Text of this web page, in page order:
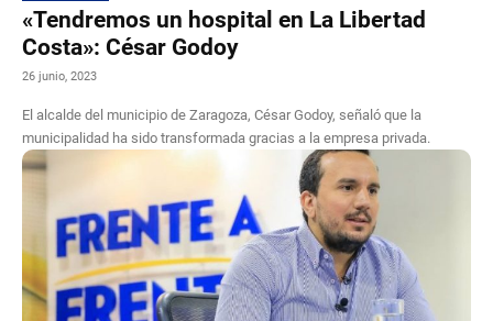
«Tendremos un hospital en La Libertad
Costa»: César Godoy
26 junio, 2023
El alcalde del municipio de Zaragoza, César Godoy, señaló que la
municipalidad ha sido transformada gracias a la empresa privada.